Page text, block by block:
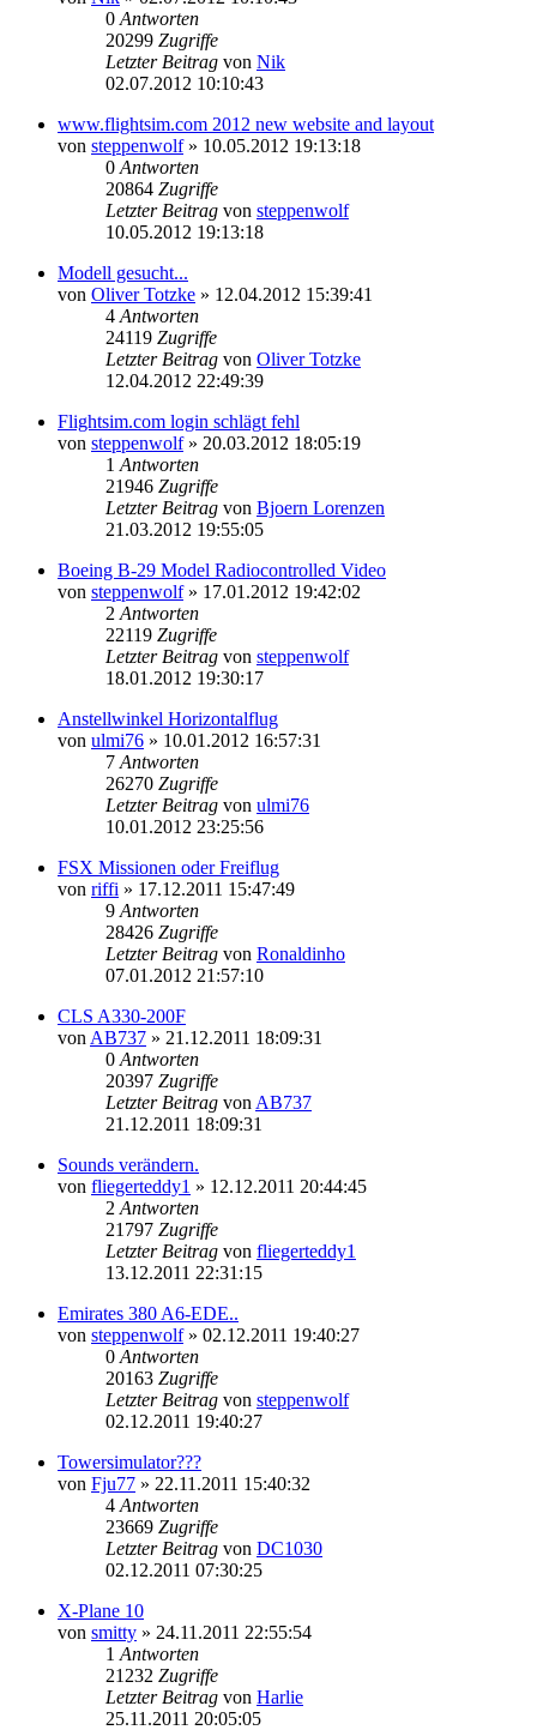
0 Antworten
20299 Zugriffe
Letzter Beitrag von Nik
02.07.2012 10:10:43
www.flightsim.com 2012 new website and layout
von steppenwolf» 10.05.2012 19:13:18
0 Antworten
20864 Zugriffe
Letzter Beitrag von steppenwolf
10.05.2012 19:13:18
Modell gesucht...
von Oliver Totzke » 12.04.2012 15:39:41
4 Antworten
24119 Zugriffe
Letzter Beitrag von Oliver Totzke
12.04.2012 22:49:39
Flightsim.com login schlägt fehl
von steppenwolf» 20.03.2012 18:05:19
1 Antworten
21946 Zugriffe
Letzter Beitrag von Bjoern Lorenzen
21.03.2012 19:55:05
Boeing B-29 Model Radiocontrolled Video
von steppenwolf» 17.01.2012 19:42:02
2 Antworten
22119 Zugriffe
Letzter Beitrag von steppenwolf
18.01.2012 19:30:17
Anstellwinkel Horizontalflug
von ulmi76 » 10.01.2012 16:57:31
7 Antworten
26270 Zugriffe
Letzter Beitrag von ulmi76
10.01.2012 23:25:56
FSX Missionen oder Freiflug
von riffi » 17.12.2011 15:47:49
9 Antworten
28426 Zugriffe
Letzter Beitrag von Ronaldinho
07.01.2012 21:57:10
CLS A330-200F
von AB737 » 21.12.2011 18:09:31
0 Antworten
20397 Zugriffe
Letzter Beitrag von AB737
21.12.2011 18:09:31
Sounds verändern.
von fliegerteddy1 » 12.12.2011 20:44:45
2 Antworten
21797 Zugriffe
Letzter Beitrag von fliegerteddy1
13.12.2011 22:31:15
Emirates 380 A6-EDE..
von steppenwolf» 02.12.2011 19:40:27
0 Antworten
20163 Zugriffe
Letzter Beitrag von steppenwolf
02.12.2011 19:40:27
Towersimulator???
von Fju77 » 22.11.2011 15:40:32
4 Antworten
23669 Zugriffe
Letzter Beitrag von DC1030
02.12.2011 07:30:25
X-Plane 10
von smitty » 24.11.2011 22:55:54
1 Antworten
21232 Zugriffe
Letzter Beitrag von Harlie
25.11.2011 20:05:05